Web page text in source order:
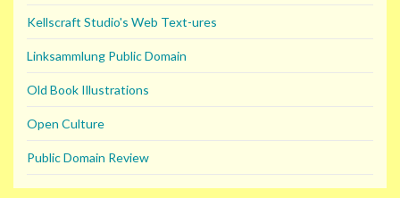
Kellscraft Studio's Web Text-ures
Linksammlung Public Domain
Old Book Illustrations
Open Culture
Public Domain Review